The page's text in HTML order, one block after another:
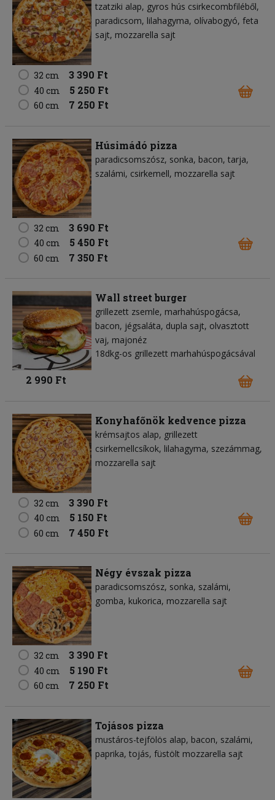
tzatziki alap gyros hús csirkecombfiléből
paradicsom lilahagyma olívabogyó feta
sajt mozzarella sajt
32 cm 3 390 Ft
40 cm 5 250 Ft
60 cm 7 250 Ft
Húsimádó pizza
paradicsomszósz sonka bacon tarja
szalámi csirkemell mozzarella sajt
32 cm 3 690 Ft
40 cm 5 450 Ft
60 cm 7 350 Ft
Wall street burger
grillezett zsemle marhahúspogácsa
bacon jégsaláta dupla sajt olvasztott
vaj majonéz
18dkg-os grillezett marhahúspogácsával
2 990 Ft
Konyhafőnök kedvence pizza
krémsajtos alap grillezett
csirkemellcsíkok lilahagyma szezámmag
mozzarella sajt
32 cm 3 390 Ft
40 cm 5 150 Ft
60 cm 7 450 Ft
Négy évszak pizza
paradicsomszósz sonka szalámi
gomba kukorica mozzarella sajt
32 cm 3 390 Ft
40 cm 5 190 Ft
60 cm 7 250 Ft
Tojásos pizza
mustáros-tejfölös alap bacon szalámi
paprika tojás füstölt mozzarella sajt